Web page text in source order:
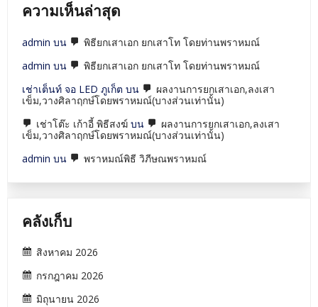
ความเห็นล่าสุด
admin บน
พิธียกเสาเอก ยกเสาโท โดยท่านพราหมณ์
admin บน
พิธียกเสาเอก ยกเสาโท โดยท่านพราหมณ์
เช่าเต็นท์ จอ LED ภูเก็ต บน
ผลงานการยกเสาเอก,ลงเสา
เข็ม,วางศิลาฤกษ์โดยพราหมณ์(บางส่วนเท่านั้น)
เช่าโต๊ะ เก้าอี้ พิธีสงฆ์ บน
ผลงานการยกเสาเอก,ลงเสา
เข็ม,วางศิลาฤกษ์โดยพราหมณ์(บางส่วนเท่านั้น)
admin บน พราหมณ์พิธี วิภีษณพราหมณ์
คลังเก็บ
สิงหาคม 2026
กรกฎาคม 2026
มิถุนายน 2026